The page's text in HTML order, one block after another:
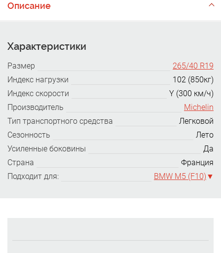
Описание
Характеристики
Размер
265/40 R19
Индекс нагрузки
102 (850кг)
Индекс скорости
Y (300 км/ч)
Производитель
Michelin
Тип транспортного средства
Легковой
Сезонность
Лето
Усиленные боковины
Да
Страна
Франция
Подходит для:
BMW M5 (F10)